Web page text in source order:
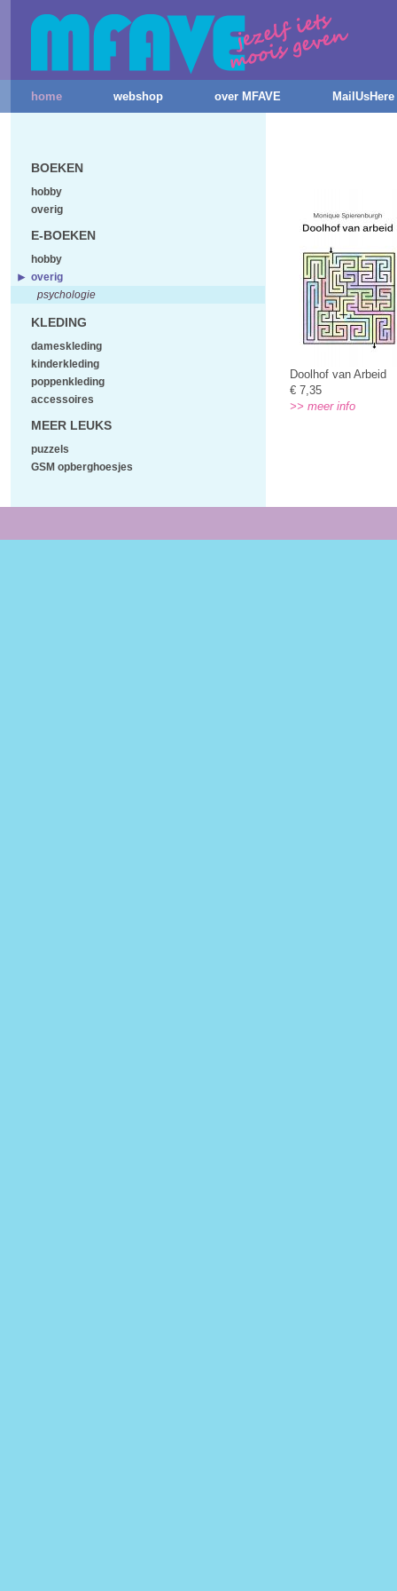
home webshop over MFAVE MailUsHere
Doolhof van Arbeid
€ 7,35
>> meer info
BOEKEN
hobby
overig
E-BOEKEN
hobby
overig
psychologie
KLEDING
dameskleding
kinderkleding
poppenkleding
accessoires
MEER LEUKS
puzzels
GSM opberghoesjes